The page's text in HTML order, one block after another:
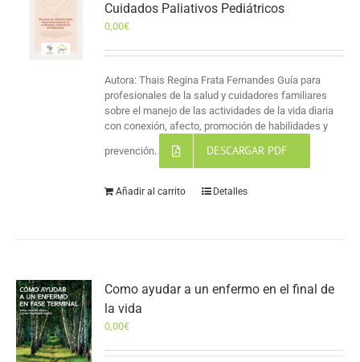
Cuidados Paliativos Pediátricos
0,00€
Autora: Thais Regina Frata Fernandes Guía para
profesionales de la salud y cuidadores familiares
sobre el manejo de las actividades de la vida diaria
con conexión, afecto, promoción de habilidades y
prevención. DESCARGAR PDF
Añadir al carrito Detalles
Como ayudar a un enfermo en el final de
la vida
0,00€